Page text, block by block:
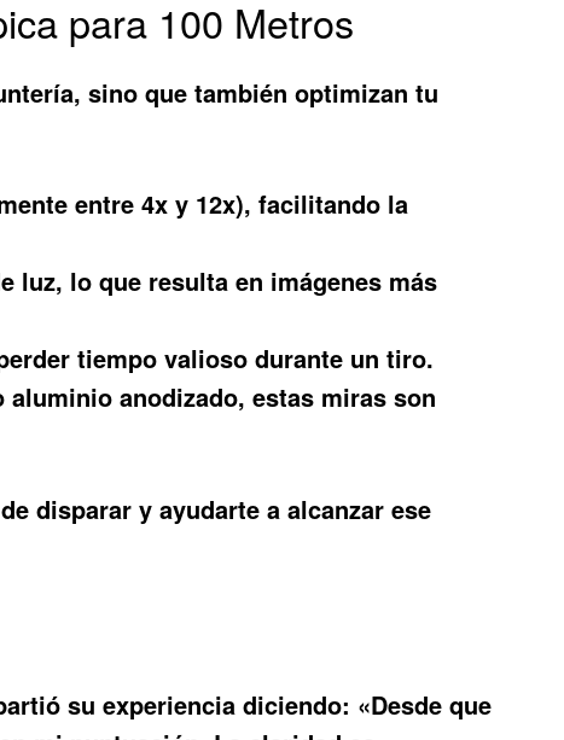
para 100 Metros
sino que también optimizan tu
entre 4x y 12x), facilitando la
luz, lo que resulta en imágenes más
tiempo valioso durante un tiro.
anodizado, estas miras son
disparar y ayudarte a alcanzar ese
su experiencia diciendo: «Desde que